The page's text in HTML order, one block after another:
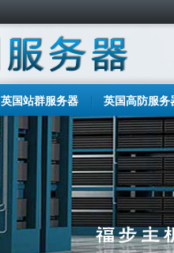
英国站群服务器 英国高防服务